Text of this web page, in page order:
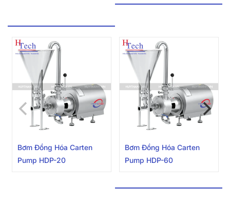
Bơm Đồng Hóa Carten
Pump HDP-20
Bơm Đồng Hóa Carten
Pump HDP-60